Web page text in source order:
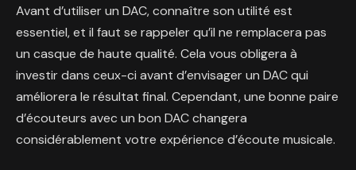
Avant d’utiliser un DAC, connaître son utilité est
essentiel, et il faut se rappeler qu’il ne remplacera pas
un casque de haute qualité. Cela vous obligera à
investir dans ceux-ci avant d’envisager un DAC qui
améliorera le résultat final. Cependant, une bonne paire
d’écouteurs avec un bon DAC changera
considérablement votre expérience d’écoute musicale.